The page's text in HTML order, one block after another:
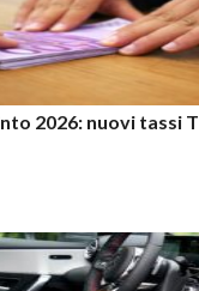
2026: nuovi tassi